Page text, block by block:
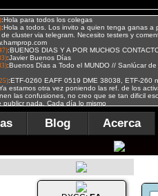
Blog Acerca